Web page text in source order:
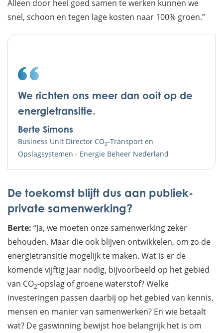
Alleen door heel goed samen te werken kunnen we
snel, schoon en tegen lage kosten naar 100% groen.”
We richten ons meer dan ooit op de
energietransitie.
Berte Simons
Business Unit Director CO2-Transport en
Opslagsystemen - Energie Beheer Nederland
De toekomst blijft dus aan publiek-
private samenwerking?
Berte: “Ja, we moeten onze samenwerking zeker
behouden. Maar die ook blijven ontwikkelen, om zo de
energietransitie mogelijk te maken. Wat is er de
komende vijftig jaar nodig, bijvoorbeeld op het gebied
van CO2-opslag of groene waterstof? Welke
investeringen passen daarbij op het gebied van kennis,
mensen en manier van samenwerken? En wie betaalt
wat? De gaswinning bewijst hoe belangrijk het is om